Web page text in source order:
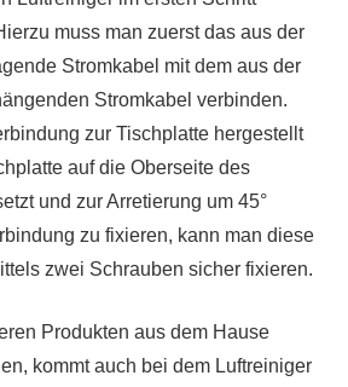
muss man zuerst das aus der
Stromkabel mit dem aus der
Stromkabel verbinden.
zur Tischplatte hergestellt
auf die Oberseite des
und zur Arretierung um 45°
zu fixieren, kann man diese
zwei Schrauben sicher fixieren.
Produkten aus dem Hause
kommt auch bei dem Luftreiniger